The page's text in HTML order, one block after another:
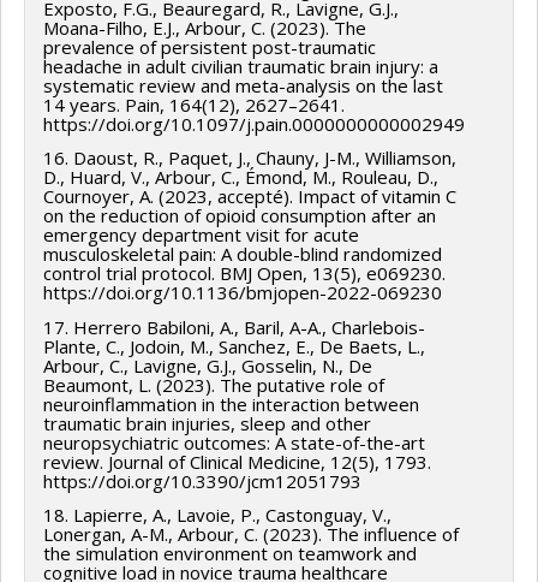
Exposto, F.G., Beauregard, R., Lavigne, G.J.,
Moana-Filho, E.J., Arbour, C. (2023). The
prevalence of persistent post-traumatic
headache in adult civilian traumatic brain injury: a
systematic review and meta-analysis on the last
14 years. Pain, 164(12), 2627–2641.
https://doi.org/10.1097/j.pain.0000000000002949
16. Daoust, R., Paquet, J., Chauny, J-M., Williamson,
D., Huard, V., Arbour, C., Émond, M., Rouleau, D.,
Cournoyer, A. (2023, accepté). Impact of vitamin C
on the reduction of opioid consumption after an
emergency department visit for acute
musculoskeletal pain: A double-blind randomized
control trial protocol. BMJ Open, 13(5), e069230.
https://doi.org/10.1136/bmjopen-2022-069230
17. Herrero Babiloni, A., Baril, A-A., Charlebois-
Plante, C., Jodoin, M., Sanchez, E., De Baets, L.,
Arbour, C., Lavigne, G.J., Gosselin, N., De
Beaumont, L. (2023). The putative role of
neuroinflammation in the interaction between
traumatic brain injuries, sleep and other
neuropsychiatric outcomes: A state-of-the-art
review. Journal of Clinical Medicine, 12(5), 1793.
https://doi.org/10.3390/jcm12051793
18. Lapierre, A., Lavoie, P., Castonguay, V.,
Lonergan, A-M., Arbour, C. (2023). The influence of
the simulation environment on teamwork and
cognitive load in novice trauma healthcare